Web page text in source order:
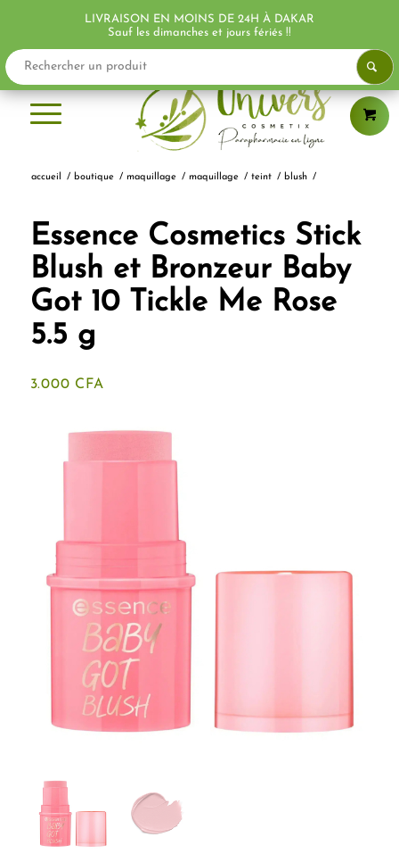
accueil / boutique / maquillage / maquillage / teint / blush /
Essence Cosmetics Stick
Blush et Bronzeur Baby
Got 10 Tickle Me Rose
5.5 g
3.000 CFA
LIVRAISON EN MOINS DE 24H À DAKAR
Sauf les dimanches et jours fériés !!